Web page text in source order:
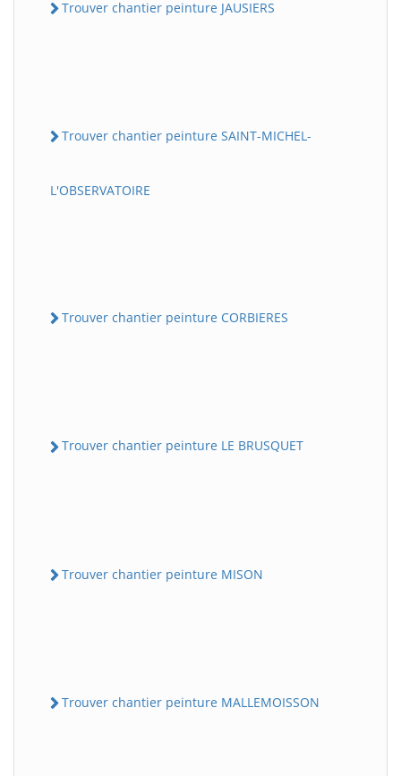
Trouver chantier peinture JAUSIERS
Trouver chantier peinture SAINT-MICHEL-
L'OBSERVATOIRE
Trouver chantier peinture CORBIERES
Trouver chantier peinture LE BRUSQUET
Trouver chantier peinture MISON
Trouver chantier peinture MALLEMOISSON